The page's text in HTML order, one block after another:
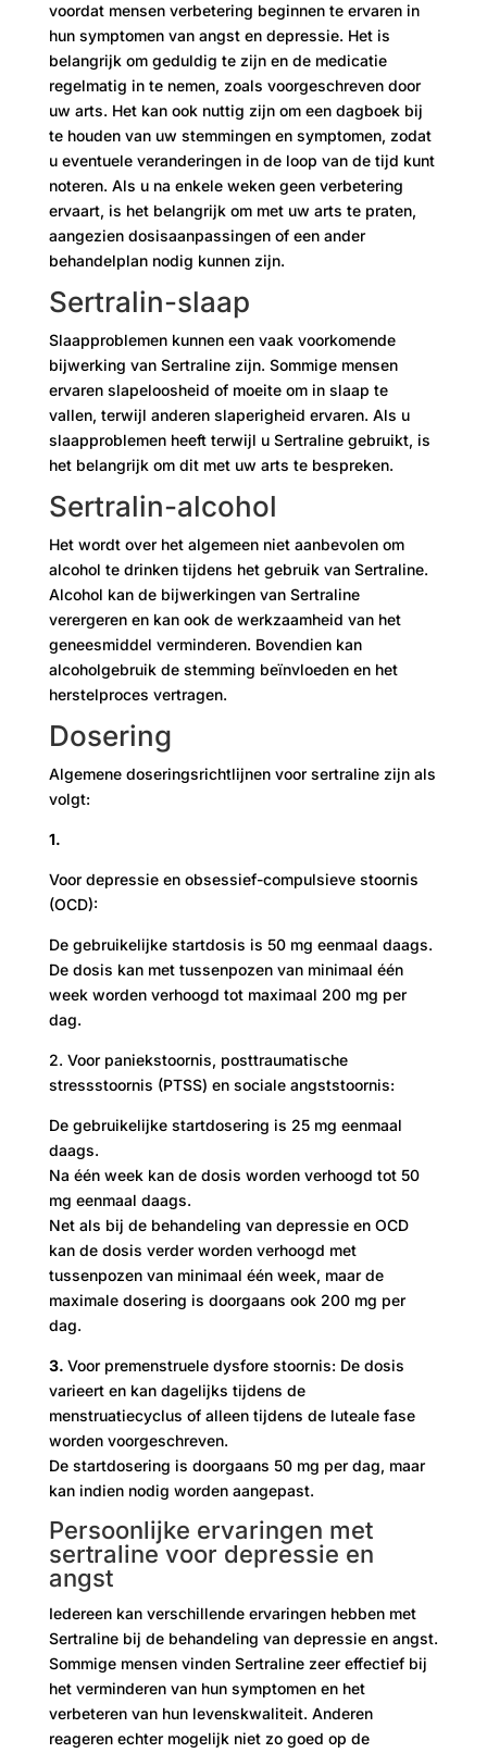
voordat mensen verbetering beginnen te ervaren in
hun symptomen van angst en depressie. Het is
belangrijk om geduldig te zijn en de medicatie
regelmatig in te nemen, zoals voorgeschreven door
uw arts. Het kan ook nuttig zijn om een ​​dagboek bij
te houden van uw stemmingen en symptomen, zodat
u eventuele veranderingen in de loop van de tijd kunt
noteren. Als u na enkele weken geen verbetering
ervaart, is het belangrijk om met uw arts te praten,
aangezien dosisaanpassingen of een ander
behandelplan nodig kunnen zijn.
Sertralin-slaap
Slaapproblemen kunnen een vaak voorkomende
bijwerking van Sertraline zijn. Sommige mensen
ervaren slapeloosheid of moeite om in slaap te
vallen, terwijl anderen slaperigheid ervaren. Als u
slaapproblemen heeft terwijl u Sertraline gebruikt, is
het belangrijk om dit met uw arts te bespreken.
Sertralin-alcohol
Het wordt over het algemeen niet aanbevolen om
alcohol te drinken tijdens het gebruik van Sertraline.
Alcohol kan de bijwerkingen van Sertraline
verergeren en kan ook de werkzaamheid van het
geneesmiddel verminderen. Bovendien kan
alcoholgebruik de stemming beïnvloeden en het
herstelproces vertragen.
Dosering
Algemene doseringsrichtlijnen voor sertraline zijn als
volgt:
1.
Voor depressie en obsessief-compulsieve stoornis
(OCD):
De gebruikelijke startdosis is 50 mg eenmaal daags.
De dosis kan met tussenpozen van minimaal één
week worden verhoogd tot maximaal 200 mg per
dag.
2. Voor paniekstoornis, posttraumatische
stressstoornis (PTSS) en sociale angststoornis:
De gebruikelijke startdosering is 25 mg eenmaal
daags.
Na één week kan de dosis worden verhoogd tot 50
mg eenmaal daags.
Net als bij de behandeling van depressie en OCD
kan de dosis verder worden verhoogd met
tussenpozen van minimaal één week, maar de
maximale dosering is doorgaans ook 200 mg per
dag.
3. Voor premenstruele dysfore stoornis: De dosis
varieert en kan dagelijks tijdens de
menstruatiecyclus of alleen tijdens de luteale fase
worden voorgeschreven.
De startdosering is doorgaans 50 mg per dag, maar
kan indien nodig worden aangepast.
Persoonlijke ervaringen met
sertraline voor depressie en
angst
Iedereen kan verschillende ervaringen hebben met
Sertraline bij de behandeling van depressie en angst.
Sommige mensen vinden Sertraline zeer effectief bij
het verminderen van hun symptomen en het
verbeteren van hun levenskwaliteit. Anderen
reageren echter mogelijk niet zo goed op de